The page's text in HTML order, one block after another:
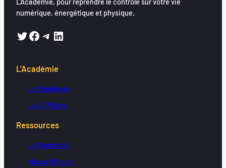
numérique, énergétique et physique.
Twitter Facebook Telegram LinkedIn
L’Académie
Le Manifeste
Les 3 Piliers
Ressources
Le Montimiel
Mâcon Bitcoin